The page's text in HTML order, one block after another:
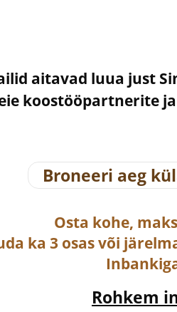
aitavad luua just
koostööpartnerite
Broneeri aeg
Osta kohe,
ka 3 osas või
Rohkem